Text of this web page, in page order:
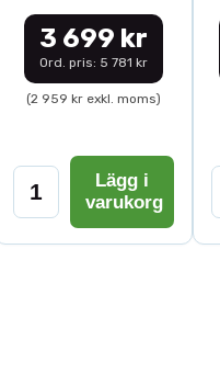
3 699 kr
Ord. pris: 5 781 kr
(2 959 kr exkl. moms)
Lägg i
varukorg